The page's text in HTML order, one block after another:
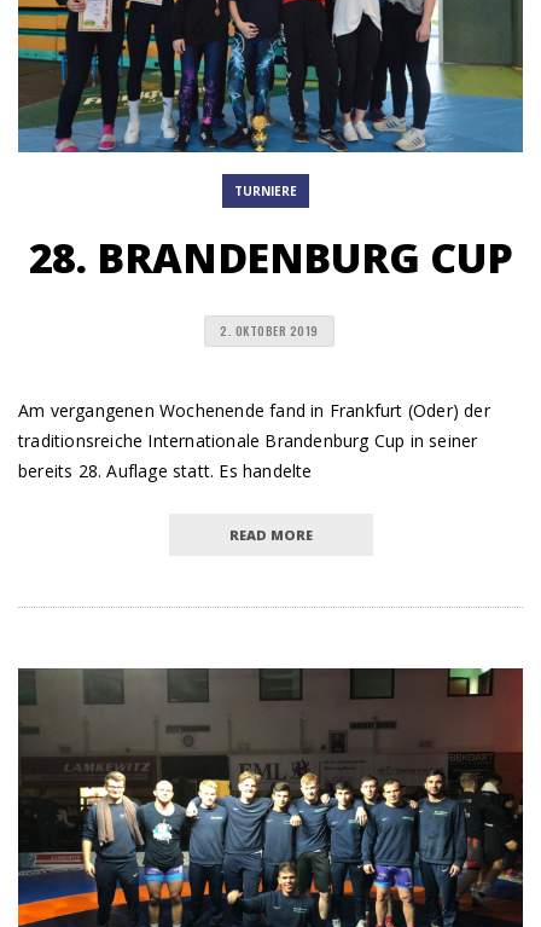
TURNIERE
28. BRANDENBURG CUP
2. OKTOBER 2019
Am vergangenen Wochenende fand in Frankfurt (Oder) der
traditionsreiche Internationale Brandenburg Cup in seiner
bereits 28. Auflage statt. Es handelte
READ MORE